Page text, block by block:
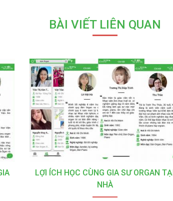
BÀI VIẾT LIÊN QUAN
LỢI ÍCH HỌC CÙNG GIA SƯ ORGAN TẠI
NHÀ